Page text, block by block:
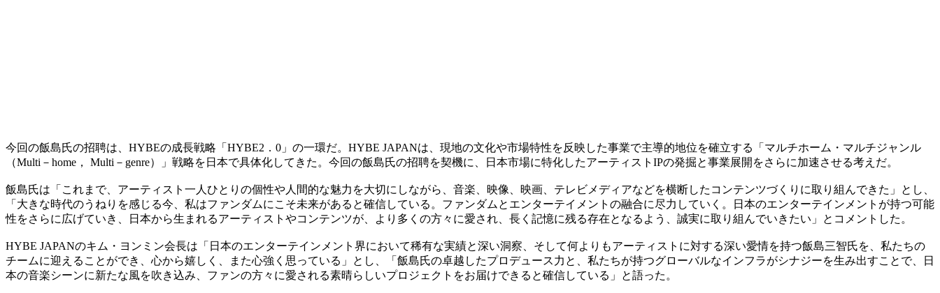
今回の飯島氏の招聘は、HYBEの成長戦略「HYBE2．0」の一環だ。HYBE JAPANは、現地の文化や市場特性を反映した事業で主導的地位を確立する「マルチホーム・マルチジャンル
（Multi－home， Multi－genre）」戦略を日本で具体化してきた。今回の飯島氏の招聘を契機に、日本市場に特化したアーティストIPの発掘と事業展開をさらに加速させる考えだ。
飯島氏は「これまで、アーティスト一人ひとりの個性や人間的な魅力を大切にしながら、音楽、映像、映画、テレビメディアなどを横断したコンテンツづくりに取り組んできた」とし、
「大きな時代のうねりを感じる今、私はファンダムにこそ未来があると確信している。ファンダムとエンターテイメントの融合に尽力していく。日本のエンターテインメントが持つ可能
性をさらに広げていき、日本から生まれるアーティストやコンテンツが、より多くの方々に愛され、長く記憶に残る存在となるよう、誠実に取り組んでいきたい」とコメントした。
HYBE JAPANのキム・ヨンミン会長は「日本のエンターテインメント界において稀有な実績と深い洞察、そして何よりもアーティストに対する深い愛情を持つ飯島三智氏を、私たちの
チームに迎えることができ、心から嬉しく、また心強く思っている」とし、「飯島氏の卓越したプロデュース力と、私たちが持つグローバルなインフラがシナジーを生み出すことで、日
本の音楽シーンに新たな風を吹き込み、ファンの方々に愛される素晴らしいプロジェクトをお届けできると確信している」と語った。